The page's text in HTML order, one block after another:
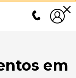
em